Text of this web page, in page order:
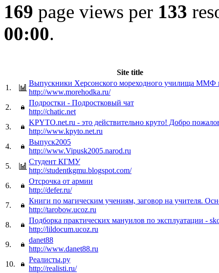
169 page views per 133
00:00.
Site title
1.
Выпускники Херсонского мореходного училища
http://www.morehodka.ru/
2.
Подростки - Подростковый чат
http://chatic.net
3.
KPYTO.net.ru - это действительно круто! Добро
http://www.kpyto.net.ru
4.
Выпуск2005
http://www.Vipusk2005.narod.ru
5.
Студент КГМУ
http://studentkgmu.blogspot.com/
6.
Отсрочка от армии
http://defer.ru/
7.
Книги по магическим учениям, заговор на учителя.
http://tarobow.ucoz.ru
8.
Подборка практических мануилов по эксплуатации -
http://lildocum.ucoz.ru
9.
danet88
http://www.danet88.ru
10.
Реалисты.ру
http://realisti.ru/